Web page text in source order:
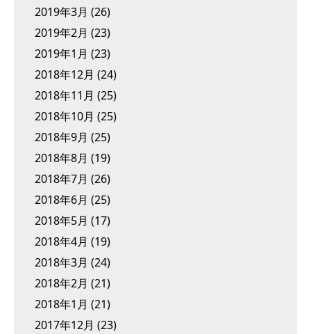
2019年3月 (26)
2019年2月 (23)
2019年1月 (23)
2018年12月 (24)
2018年11月 (25)
2018年10月 (25)
2018年9月 (25)
2018年8月 (19)
2018年7月 (26)
2018年6月 (25)
2018年5月 (17)
2018年4月 (19)
2018年3月 (24)
2018年2月 (21)
2018年1月 (21)
2017年12月 (23)